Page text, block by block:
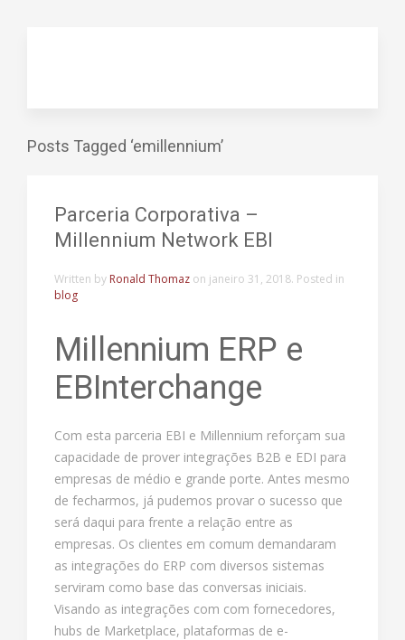
Posts Tagged ‘emillennium’
Parceria Corporativa –
Millennium Network EBI
Written by Ronald Thomaz on janeiro 31, 2018. Posted in
blog
Millennium ERP e
EBInterchange
Com esta parceria EBI e Millennium reforçam sua
capacidade de prover integrações B2B e EDI para
empresas de médio e grande porte. Antes mesmo
de fecharmos, já pudemos provar o sucesso que
será daqui para frente a relação entre as
empresas. Os clientes em comum demandaram
as integrações do ERP com diversos sistemas
serviram como base das conversas iniciais.
Visando as integrações com com fornecedores,
hubs de Marketplace, plataformas de e-